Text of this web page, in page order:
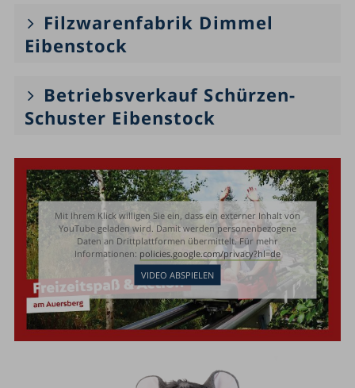
Filzwarenfabrik Dimmel
Eibenstock
Betriebsverkauf Schürzen-
Schuster Eibenstock
Mit Ihrem Klick willigen Sie ein, dass ein externer Inhalt von
YouTube geladen wird. Damit werden personenbezogene
Daten an Drittplattformen übermittelt. Für mehr
Informationen: policies.google.com/privacy?hl=de
VIDEO ABSPIELEN